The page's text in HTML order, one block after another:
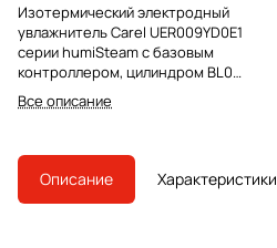
Изотермический электродный
увлажнитель Carel UER009YD0E1
серии humiSteam с базовым
контроллером, цилиндром BL0T
и малошумным контактором.
Модель снята с производства,
Все описание
Описание Характеристики